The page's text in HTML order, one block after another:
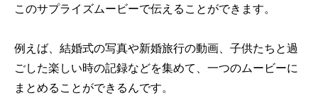
このサプライズムービーで伝えることができます。
例えば、結婚式の写真や新婚旅行の動画、子供たちと過
ごした楽しい時の記録などを集めて、一つのムービーに
まとめることができるんです。